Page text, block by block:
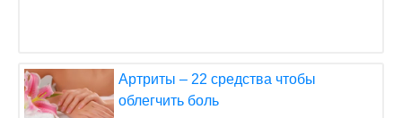
Артриты – 22 средства чтобы
облегчить боль